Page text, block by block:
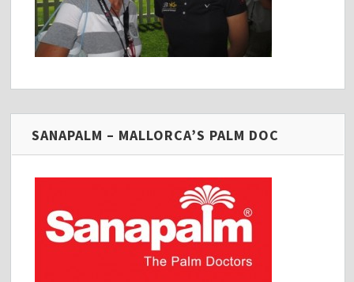
SANAPALM – MALLORCA’S PALM DOC